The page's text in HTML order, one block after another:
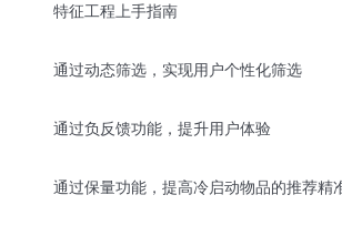
特征工程上手指南
通过动态筛选，实现用户个性化筛选
通过负反馈功能，提升用户体验
通过保量功能，提高冷启动物品的推荐精